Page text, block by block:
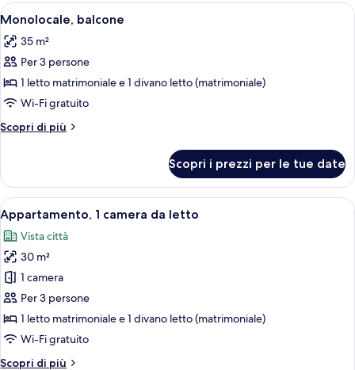
Apri
tutte
le
foto
per
Monolocale,
balcone
Camera d'albergo con tavolo da
6
Monolocale, balcone
35 m²
Per 3 persone
1 letto matrimoniale e 1 divano letto (matrimoniale)
Wi-Fi gratuito
Scopri di più
Altri
balcone
Scopri i prezzi per le tue date
Apri
tutte
le
foto
per
Appartamento,
1
camera
Un soggiorno moderno con divano,
6
Appartamento, 1 camera da letto
Vista città
30 m²
1 camera
Per 3 persone
1 letto matrimoniale e 1 divano letto (matrimoniale)
Wi-Fi gratuito
Scopri di più
Altri